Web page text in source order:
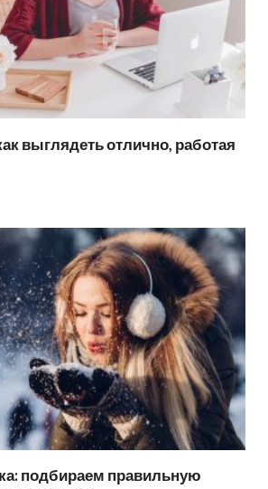
выглядеть отлично, работая
подбираем правильную